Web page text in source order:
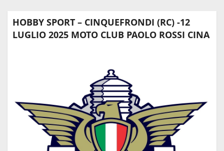
HOBBY SPORT – CINQUEFRONDI (RC) -12
LUGLIO 2025 MOTO CLUB PAOLO ROSSI CINA